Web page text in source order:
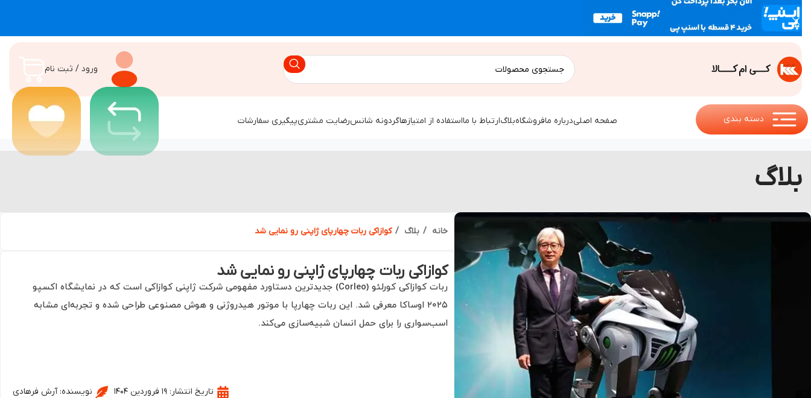
ورود / ثبت نام
دسته بندی صفحه اصلیدرباره مافروشگاهبلاگارتباط با مااستفاده از امتیازهاگردونه شانسرضایت مشتریپیگیری سفارشات
بلاگ
خانه بلاگ کوازاکی ربات چهارپای ژاپنی رو نمایی شد
کوازاکی ربات چهارپای ژاپنی رو نمایی شد
ربات کوازاکی کورلئو (Corleo) جدیدترین دستاورد مفهومی شرکت ژاپنی کوازاکی است که در نمایشگاه اکسپو
۲۰۲۵ اوساکا معرفی شد. این ربات چهارپا با موتور هیدروژنی و هوش مصنوعی طراحی شده و تجربه‌ای مشابه
اسب‌سواری را برای حمل انسان شبیه‌سازی می‌کند.
تاریخ انتشار: ۱۹ فروردین ۱۴۰۴ نویسنده: آرش فرهادی